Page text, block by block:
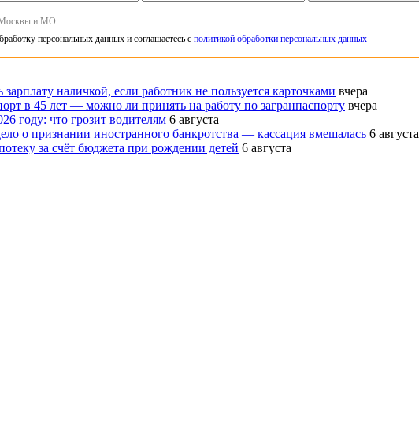
Москвы и МО
персональных данных и соглашаетесь с политикой обработки персональных данных
наличкой, если работник не пользуется карточками вчера
в 45 лет — можно ли принять на работу по загранпаспорту вчера
году: что грозит водителям 6 августа
о признании иностранного банкротства — кассация вмешалась 6 августа
за счёт бюджета при рождении детей 6 августа